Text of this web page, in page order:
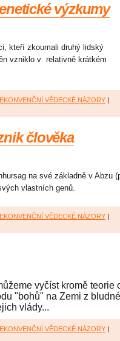
výzkumy
kteří zkoumali druhý lidský
vzniklo v relativně krátkém
VĚDECKÉ NÁZORY |
člověka
na své základně v Abzu
vlastních genů.
VĚDECKÉ NÁZORY |
vyčíst kromě teorie
"bohů" na Zemi z bludné
vlády...
VĚDECKÉ NÁZORY |